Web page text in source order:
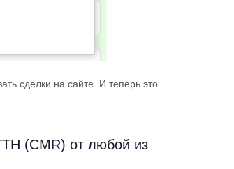
сделки на сайте. И теперь это
(CMR) от любой из